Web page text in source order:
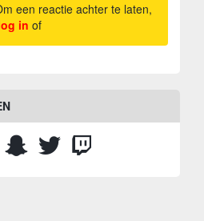
een reactie achter te laten,
in of